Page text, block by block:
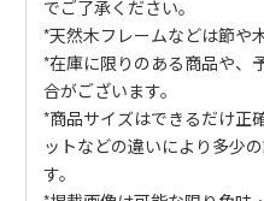
でご了承ください。
*天然木フレームなどは節や
*在庫に限りのある商品や、
合がございます。
*商品サイズはできるだけ正
ットなどの違いにより多少
す。